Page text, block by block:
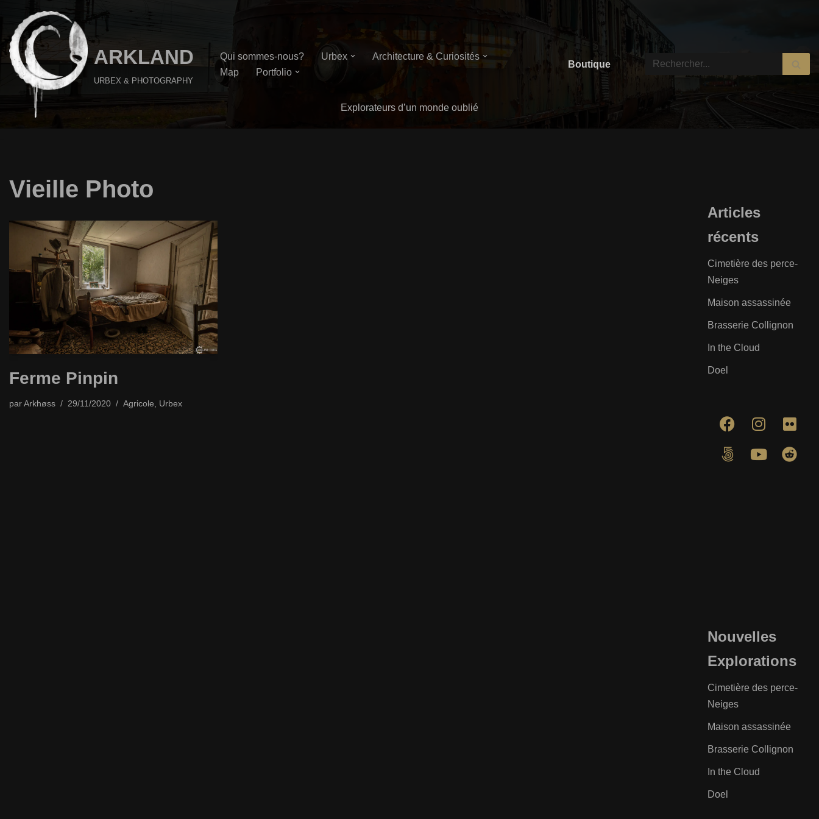
Aller
au
contenu
ARKLAND
URBEX & PHOTOGRAPHY
Qui sommes-nous? Urbex
Architecture & Curiosités
Map
Portfolio
Boutique
Explorateurs d’un monde oublié
Vieille Photo
Ferme Pinpin
parArkhøss 29/11/2020 Agricole Urbex
Articles
récents
Cimetière des perce-
Neiges
Maison assassinée
Brasserie Collignon
In the Cloud
Doel
Nouvelles
Explorations
Cimetière des perce-
Neiges
Maison assassinée
Brasserie Collignon
In the Cloud
Doel